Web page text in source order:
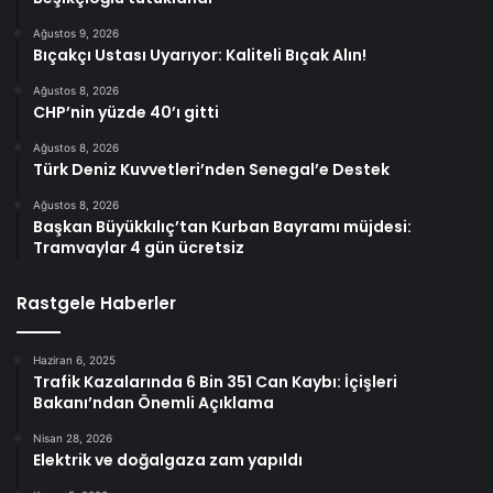
Ağustos 9, 2026
Bıçakçı Ustası Uyarıyor: Kaliteli Bıçak Alın!
Ağustos 8, 2026
CHP’nin yüzde 40’ı gitti
Ağustos 8, 2026
Türk Deniz Kuvvetleri’nden Senegal’e Destek
Ağustos 8, 2026
Başkan Büyükkılıç’tan Kurban Bayramı müjdesi:
Tramvaylar 4 gün ücretsiz
Rastgele Haberler
Haziran 6, 2025
Trafik Kazalarında 6 Bin 351 Can Kaybı: İçişleri
Bakanı’ndan Önemli Açıklama
Nisan 28, 2026
Elektrik ve doğalgaza zam yapıldı